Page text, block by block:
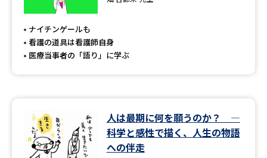
ナイチンゲールも
看護の道具は看護師自身
医療当事者の「語り」に学ぶ
人は最期に何を願うのか？ ―
科学と感性で描く、人生の物語
への伴走